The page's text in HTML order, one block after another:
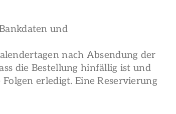
und
nach Absendung der
die Bestellung hinfällig ist und
erledigt. Eine Reservierung